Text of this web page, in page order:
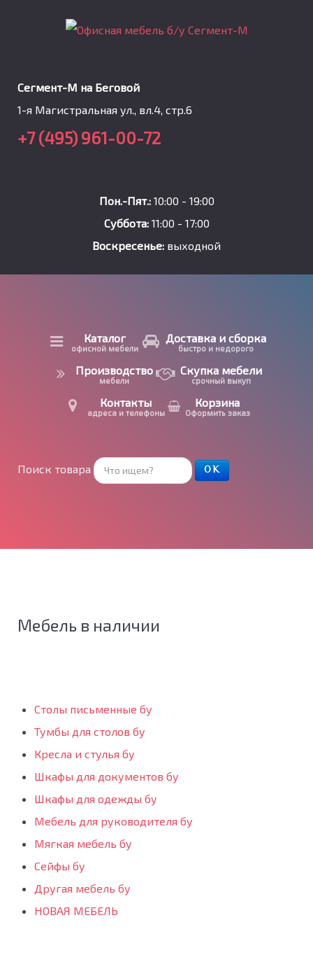
Сегмент-М на Беговой
1-я Магистральная ул., вл.4, стр.6
+7 (495) 961-00-72
Пон.-Пят.: 10:00 - 19:00
Суббота:11:00 - 17:00
Воскресенье: выходной
Каталог
офисной мебели
Доставка и сборка
быстро и недорого
Производство
мебели
Скупка мебели
срочный выкуп
Контакты
адреса и телефоны
Корзина
Оформить заказ
Поиск товара ОК
Мебель в наличии
Столы письменные бу
Тумбы для столов бу
Кресла и стулья бу
Шкафы для документов бу
Шкафы для одежды бу
Мебель для руководителя бу
Мягкая мебель бу
Сейфы бу
Другая мебель бу
НОВАЯ МЕБЕЛЬ